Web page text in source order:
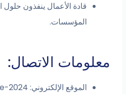
قادة الأعمال ينفذون
المؤسسات.
معلومات الاتصال:
الموقع الإلكتروني: arize.com/observe-2024